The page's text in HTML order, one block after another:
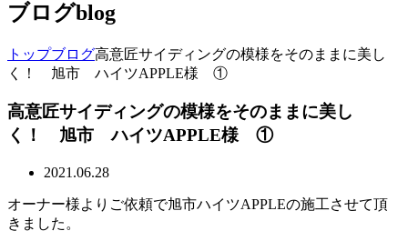
ブログblog
トップブログ高意匠サイディングの模様をそのままに美し
く！ 旭市 ハイツAPPLE様 ①
高意匠サイディングの模様をそのままに美し
く！ 旭市 ハイツAPPLE様 ①
2021.06.28
オーナー様よりご依頼で旭市ハイツAPPLEの施工させて頂
きました。